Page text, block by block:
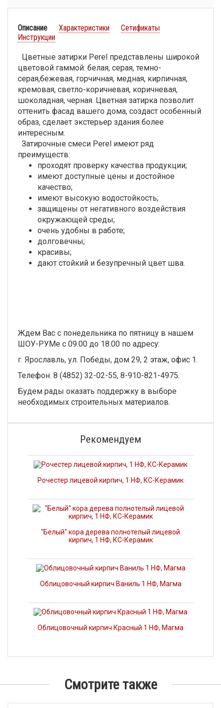
Описание Характеристики
Сетификаты
Инструкции
Цветные затирки Perel представлены широкой
цветовой гаммой: белая, серая, темно-
серая,бежевая, горчичная, медная, кирпичная,
кремовая, светло-коричневая, коричневая,
шоколадная, черная. Цветная затирка позволит
оттенить фасад вашего дома, создаст особенный
образ, сделает экстерьер здания более
интересным.
Затирочные смеси Perel имеют ряд
преимуществ:
проходят проверку качества продукции;
имеют доступные цены и достойное
качество;
имеют высокую водостойкость;
защищены от негативного воздействия
окружающей среды;
очень удобны в работе;
долговечны;
красивы;
дают стойкий и безупречный цвет шва.
Ждем Вас с понедельника по пятницу в нашем
ШОУ-РУМе с 09.00 до 18.00 по адресу:
г. Ярославль, ул. Победы, дом 29, 2 этаж, офис 1.
Телефон: 8 (4852) 32-02-55, 8-910-821-4975.
Будем рады оказать поддержку в выборе
необходимых строительных материалов.
Рекомендуем
Рочестер лицевой кирпич, 1 НФ, КС-Керамик
"Белый" кора дерева полнотелый лицевой
кирпич, 1 НФ, КС-Керамик
Облицовочный кирпич Ваниль 1 НФ, Магма
Облицовочный кирпич Красный 1 НФ, Магма
Смотрите также